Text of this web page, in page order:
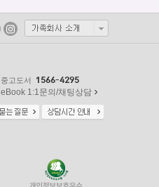
중고도서 1566-4295
eBook 1:1문의/채팅상담